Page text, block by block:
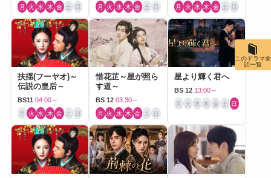
月 火 水 木 金 土 日 月 火 水 木 金 土 日 月 火 水 木 金 土 日
扶揺(フーヤオ)～
伝説の皇后～
BS11 04:00～
月 火 水 木 金 土 日
惜花芷～星が照ら
す道～
BS 12 03:30～
月 火 水 木 金 土 日
星より輝く君へ
BS 12 13:00～
月 火 水 木 金 土 日
このドラマ全
話一覧